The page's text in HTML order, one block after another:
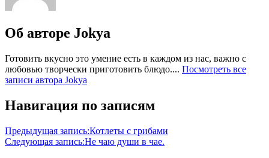
Об авторе Jokya
Готовить вкусно это умение есть в каждом из нас, важно с
любовью творчески приготовить блюдо.... Посмотреть все
записи автора Jokya
Навигация по записям
Предыдущая запись:Котлеты с грибами
Следующая запись:Не чаю души в чае.